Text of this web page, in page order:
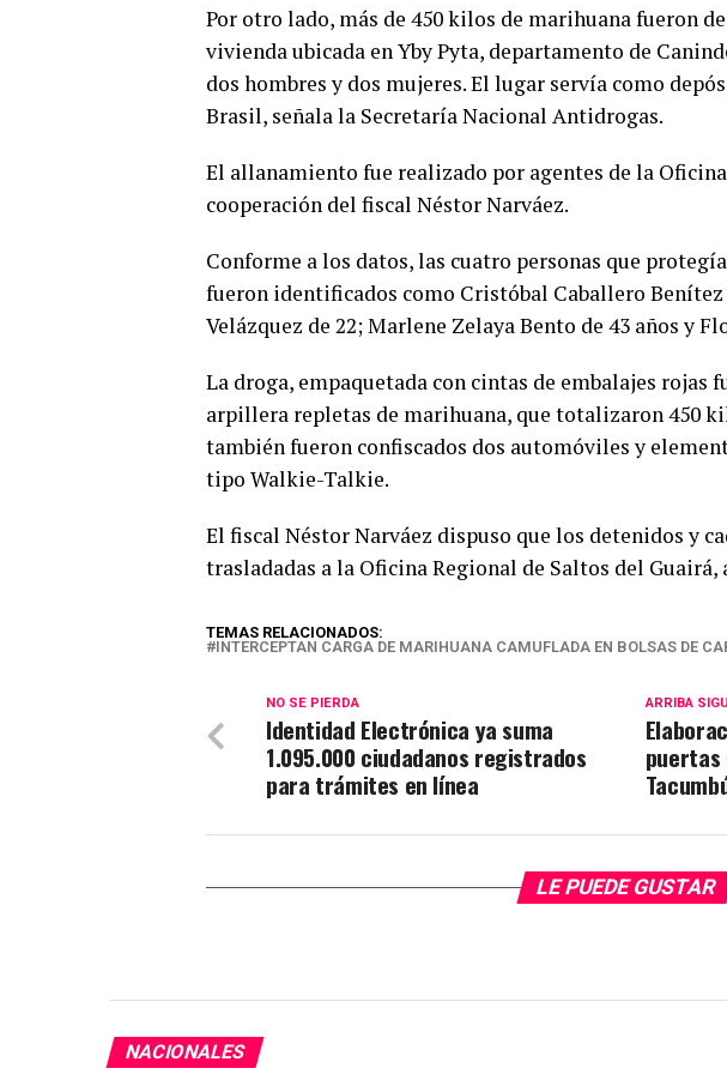
Por otro lado, más de 450 kilos de marihuana fueron
vivienda ubicada en Yby Pyta, departamento de
dos hombres y dos mujeres. El lugar servía como
Brasil, señala la Secretaría Nacional Antidrogas.
El allanamiento fue realizado por agentes de la
cooperación del fiscal Néstor Narváez.
Conforme a los datos, las cuatro personas que
fueron identificados como Cristóbal Caballero Benítez
Velázquez de 22; Marlene Zelaya Bento de 43 años y
La droga, empaquetada con cintas de embalajes rojas
arpillera repletas de marihuana, que totalizaron 450
también fueron confiscados dos automóviles y
tipo Walkie-Talkie.
El fiscal Néstor Narváez dispuso que los detenidos y
trasladadas a la Oficina Regional de Saltos del Guairá,
TEMAS RELACIONADOS:
INTERCEPTAN CARGA DE MARIHUANA CAMUFLADA EN BOLSAS DE
ARRIBA
puertas
NO SE PIERDA
Identidad Electrónica ya suma
1.095.000 ciudadanos registrados
para trámites en línea
LE PUEDE GUSTAR
NACIONALES